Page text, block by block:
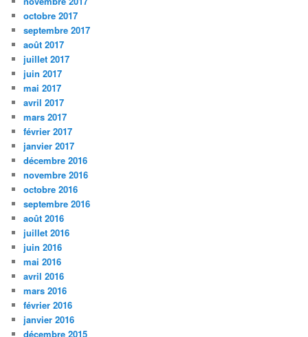
octobre 2017
septembre 2017
août 2017
juillet 2017
juin 2017
mai 2017
avril 2017
mars 2017
février 2017
janvier 2017
décembre 2016
novembre 2016
octobre 2016
septembre 2016
août 2016
juillet 2016
juin 2016
mai 2016
avril 2016
mars 2016
février 2016
janvier 2016
décembre 2015